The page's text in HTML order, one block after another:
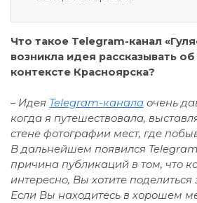
Что такое Telegram-канал
возникла идея рассказывать
контексте Красноярска?
– Идея Telegram-канала очень
когда я путешествовала,
стене фотографии мест, где
В дальнейшем появился
причина публикаций в том, что
интересно, Вы хотите поделиться
Если Вы находитесь в хорошем